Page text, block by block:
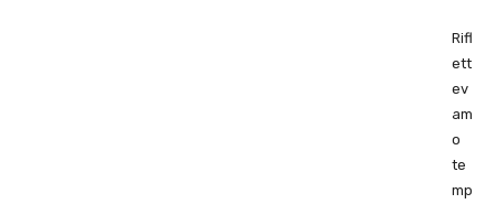
Rifl
ett
ev
am
o
te
mp